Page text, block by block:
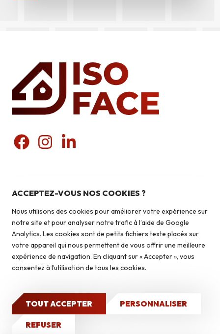
Briquettes
Autoconstruction & isolation
Caves à vin
Nos réalisations
CONTACT
ACCEPTEZ-VOUS NOS COOKIES ?
Nous utilisons des cookies pour améliorer votre expérience sur
notre site et pour analyser notre trafic à l’aide de Google
Analytics. Les cookies sont de petits fichiers texte placés sur
votre appareil qui nous permettent de vous offrir une meilleure
expérience de navigation. En cliquant sur « Accepter », vous
consentez à l’utilisation de tous les cookies.
TOUT ACCEPTER PERSONNALISER
REFUSER
Liens utiles
Qui sommes-nous ?
Isolation
Contact
2026 © Isoface - Tous droits réservés
réalisé par GO : Grow Online